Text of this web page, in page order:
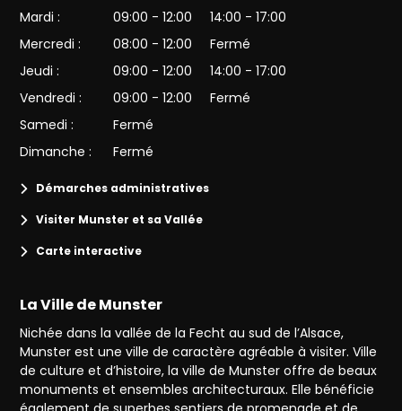
Mardi :
09:00 - 12:00
14:00 - 17:00
Mercredi :
08:00 - 12:00
Fermé
Jeudi :
09:00 - 12:00
14:00 - 17:00
Vendredi :
09:00 - 12:00
Fermé
Samedi :
Fermé
Dimanche :
Fermé
Démarches administratives
Visiter Munster et sa Vallée
Carte interactive
La Ville de Munster
Nichée dans la vallée de la Fecht au sud de l’Alsace,
Munster est une ville de caractère agréable à visiter. Ville
de culture et d’histoire, la ville de Munster offre de beaux
monuments et ensembles architecturaux. Elle bénéficie